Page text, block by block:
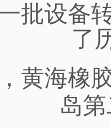
批设备
了
黄海橡
岛